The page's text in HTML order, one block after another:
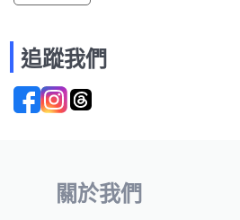
追蹤我們
關於我們